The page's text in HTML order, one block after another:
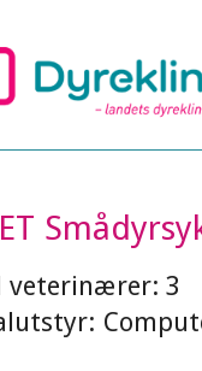
veterinærer: 3